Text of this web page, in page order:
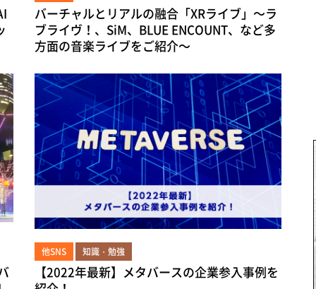
バーチャルとリアルの融合「XRライブ」～ラ
ブライヴ！、SiM、BLUE ENCOUNT、など多
方面の音楽ライブをご紹介～
他SNS 知識・勉強
【2022年最新】メタバースの企業参入事例を